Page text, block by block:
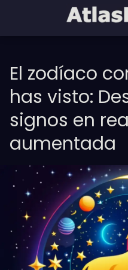
El zodíaco
has visto:
signos en
aumentada